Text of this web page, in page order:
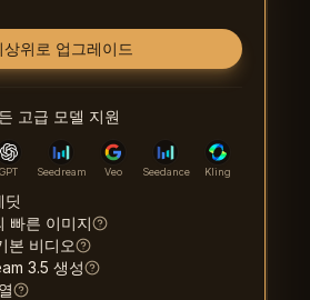
상위로 업그레이드
고급 모델 지원
GPT Seedream Veo Seedance Kling
딧
빠른 이미지
본 비디오
3.5 생성